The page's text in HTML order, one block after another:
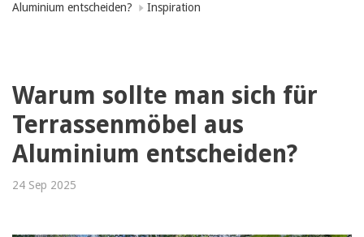
Aluminium entscheiden?
Inspiration
Warum sollte man sich für
Terrassenmöbel aus
Aluminium entscheiden?
24 Sep 2025